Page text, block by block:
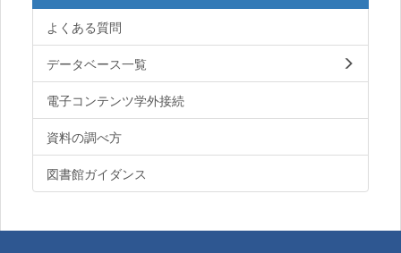
よくある質問
データベース一覧
電子コンテンツ学外接続
資料の調べ方
図書館ガイダンス